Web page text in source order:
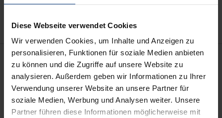
Diese Webseite verwendet Cookies
Wir verwenden Cookies, um Inhalte und Anzeigen zu
personalisieren, Funktionen für soziale Medien anbieten
zu können und die Zugriffe auf unsere Website zu
analysieren. Außerdem geben wir Informationen zu Ihrer
Verwendung unserer Website an unsere Partner für
soziale Medien, Werbung und Analysen weiter. Unsere
Partner führen diese Informationen möglicherweise mit
Hinweise zu Versandkosten
Beschreibung
Digitale und vernetzte Technologien haben die
Produktionsbedingungen in der Kunst grundlegend
verändert. Auf der Grundlage binär codierter